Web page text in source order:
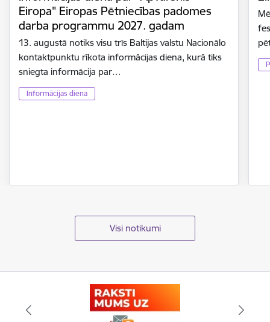
Eiropa" Eiropas Pētniecības padomes
darba programmu 2027. gadam
13. augustā notiks visu trīs Baltijas valstu Nacionālo
kontaktpunktu rīkota informācijas diena, kurā tiks
sniegta informācija par…
Informācijas diena
Visi notikumi